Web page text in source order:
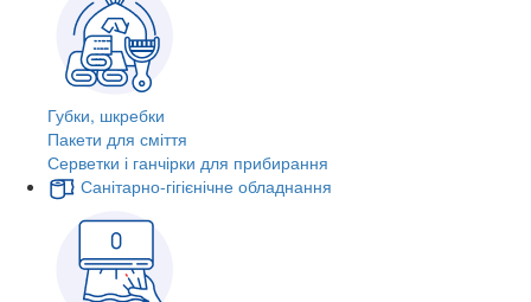
Губки, шкребки
Пакети для сміття
Серветки і ганчірки для прибирання
Санітарно-гігієнічне обладнання